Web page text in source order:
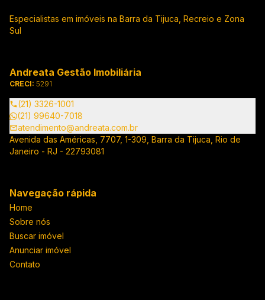
Especialistas em imóveis na Barra da Tijuca, Recreio e Zona
Sul
Andreata Gestão Imobiliária
CRECI: 5291
(21) 3326-1001
(21) 99640-7018
atendimento@andreata.com.br
Avenida das Américas, 7707, 1-309, Barra da Tijuca, Rio de
Janeiro - RJ - 22793081
Navegação rápida
Home
Sobre nós
Buscar imóvel
Anunciar imóvel
Contato